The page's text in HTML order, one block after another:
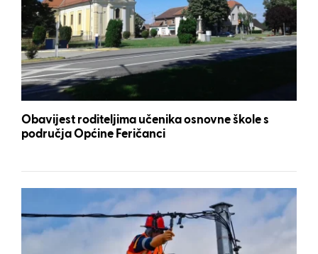
Obavijest roditeljima učenika osnovne škole s
područja Općine Feričanci